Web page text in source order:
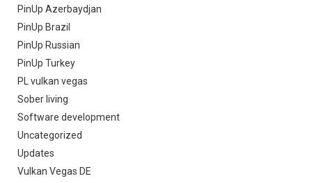
PinUp Azerbaydjan
PinUp Brazil
PinUp Russian
PinUp Turkey
PL vulkan vegas
Sober living
Software development
Uncategorized
Updates
Vulkan Vegas DE